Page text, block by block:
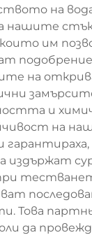
на
нашите
им
подобрение
на
и
на
издържат
Това
да